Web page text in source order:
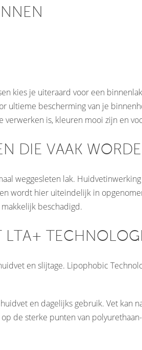
kies je uiteraard voor een
bescherming van je
verwerken is, kleuren mooi zijn en
DIE VAAK
weggesleten lak.
wordt hier uiteindelijk in
beschadigd.
LTA+
en slijtage. Lipophobic
en dagelijks gebruik. Vet
de sterke punten van